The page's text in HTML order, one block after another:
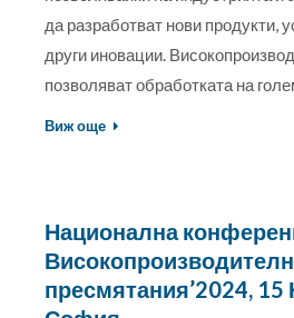
да разработват нови продукти,
други иновации.
позволяват обработката на
Виж още
Национална
пресмятания’2024,